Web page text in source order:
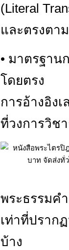
(Literal
และตรงตา
• มาตรฐาน
โดยตรง
การอ้างอิง
ที่วงการวิช
พระธรรมค
เท่าที่ปราก
บ้าง